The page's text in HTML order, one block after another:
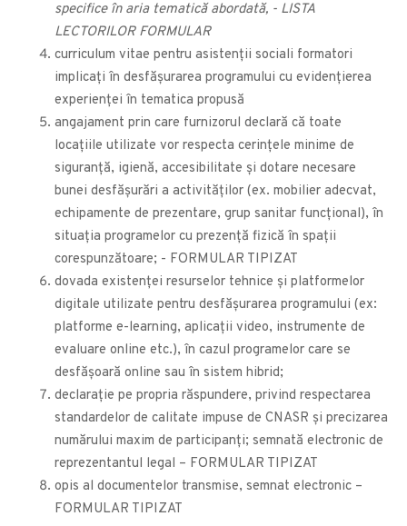
specifice în aria tematică abordată, - LISTA
LECTORILOR FORMULAR
curriculum vitae pentru asistenții sociali formatori
implicați în desfășurarea programului cu evidențierea
experienței în tematica propusă
angajament prin care furnizorul declară că toate
locațiile utilizate vor respecta cerințele minime de
siguranță, igienă, accesibilitate și dotare necesare
bunei desfășurări a activităților (ex. mobilier adecvat,
echipamente de prezentare, grup sanitar funcțional), în
situația programelor cu prezență fizică în spații
corespunzătoare; - FORMULAR TIPIZAT
dovada existenței resurselor tehnice și platformelor
digitale utilizate pentru desfășurarea programului (ex:
platforme e-learning, aplicații video, instrumente de
evaluare online etc.), în cazul programelor care se
desfășoară online sau în sistem hibrid;
declarație pe propria răspundere, privind respectarea
standardelor de calitate impuse de CNASR și precizarea
numărului maxim de participanți; semnată electronic de
reprezentantul legal – FORMULAR TIPIZAT
opis al documentelor transmise, semnat electronic –
FORMULAR TIPIZAT